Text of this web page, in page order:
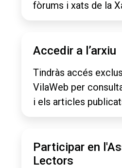
fòrums i xats de la
Accedir a l’arxiu
Tindràs accés
VilaWeb per
i els articles
Participar en
Lectors